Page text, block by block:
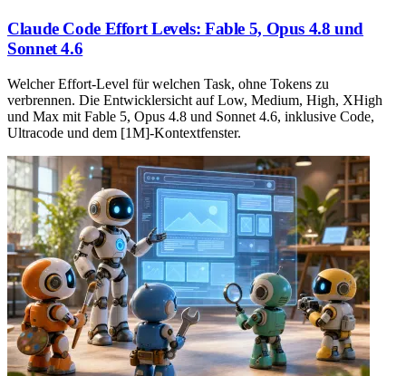
Claude Code Effort Levels: Fable 5, Opus 4.8 und
Sonnet 4.6
Welcher Effort-Level für welchen Task, ohne Tokens zu
verbrennen. Die Entwicklersicht auf Low, Medium, High, XHigh
und Max mit Fable 5, Opus 4.8 und Sonnet 4.6, inklusive Code,
Ultracode und dem [1M]-Kontextfenster.